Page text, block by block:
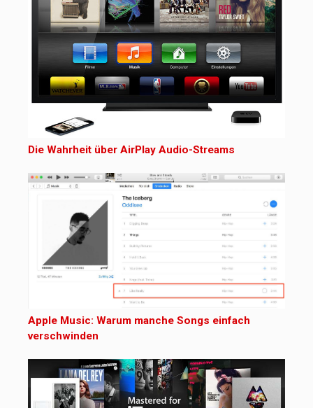
Die Wahrheit über AirPlay Audio-Streams
Apple Music: Warum manche Songs einfach
verschwinden